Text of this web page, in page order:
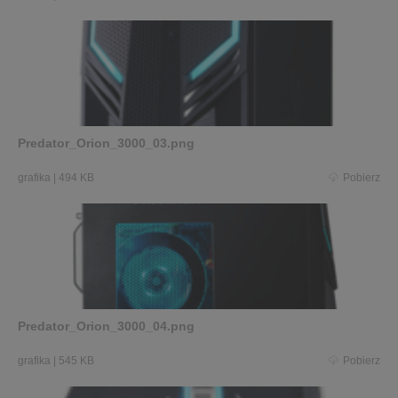
Predator_Orion_3000_03.png
grafika | 494 KB Pobierz
Predator_Orion_3000_04.png
grafika | 545 KB Pobierz